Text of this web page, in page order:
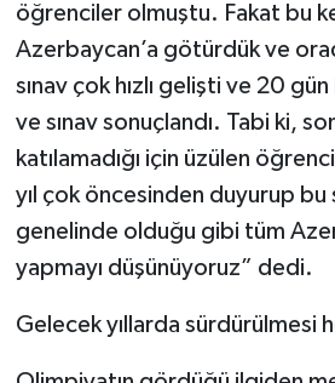
öğrenciler olmuştu. Fakat bu
Azerbaycan’a götürdük ve
sınav çok hızlı gelişti ve 20
ve sınav sonuçlandı. Tabi ki,
katılamadığı için üzülen
yıl çok öncesinden duyurup bu
genelinde olduğu gibi tüm
yapmayı düşünüyoruz” dedi.
Gelecek yıllarda sürdürülmesi